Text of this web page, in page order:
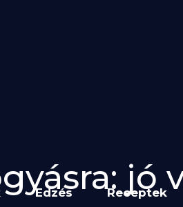
Edzés Receptek
jó